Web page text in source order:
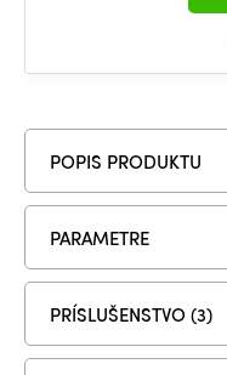
POPIS PRODUKTU
PARAMETRE
PRÍSLUŠENSTVO (3)